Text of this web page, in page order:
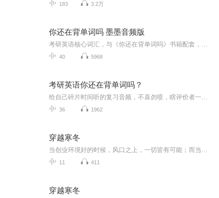
183 3.2万
你还在背单词吗 墨墨音频版
40 5968
考研英语你还在背单词吗？
36 1962
穿越寒冬
11 411
穿越寒冬